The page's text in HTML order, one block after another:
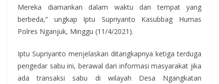
Mereka diamankan dalam waktu dan tempat yang
berbeda,” ungkap Iptu Supriyanto Kasubbag Humas
Polres Nganjuk, Minggu (11/4/2021).
Iptu Supriyanto menjelaskan ditangkapnya ketiga terduga
pengedar sabu ini, berawal dari informasi masyarakat jika
ada transaksi sabu di wilayah Desa Ngangkatan